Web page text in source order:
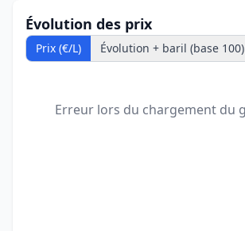
Évolution des prix
Prix (€/L) Évolution + baril (base 100)
Erreur lors du chargement du